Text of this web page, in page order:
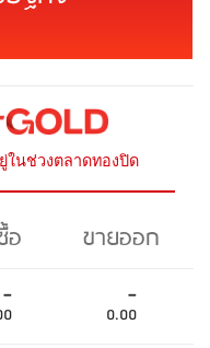
ในช่วงตลาดทองปิด
อ
ขายออก
- -
0.00